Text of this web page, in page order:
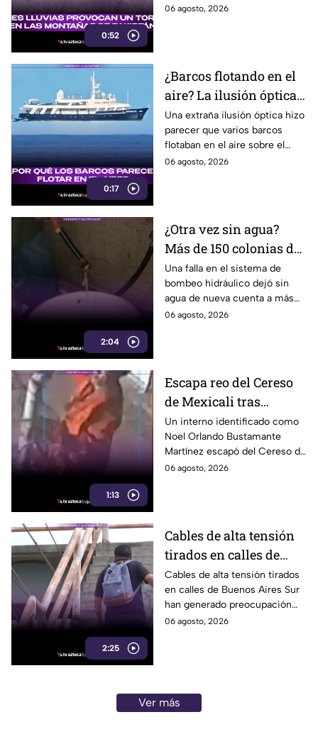
0:52
inundaciones y afectaciones
06 agosto, 2026
0:17
¿Barcos flotando en el
aire? La ilusión óptica
que sorprendió a
usuarios en redes
sociales
Una extraña ilusión óptica hizo
parecer que varios barcos
flotaban en el aire sobre el
mar, pero el fenómeno fue
06 agosto, 2026
2:04
¿Otra vez sin agua?
Más de 150 colonias de
Tijuana enfrentan
cortes por falla de
CESPT
Una falla en el sistema de
bombeo hidráulico dejó sin
agua de nueva cuenta a más
de 150 colonias de Tijuana,
06 agosto, 2026
1:13
Escapa reo del Cereso
de Mexicali tras
audiencia inicial; fue
localizado horas
después
Un interno identificado como
Noel Orlando Bustamante
Martínez escapó del Cereso de
Mexicali tras una audiencia
06 agosto, 2026
2:25
Cables de alta tensión
tirados en calles de
Buenos Aires Sur
representan un riesgo
para peatones en
Tijuana
Cables de alta tensión tirados
en calles de Buenos Aires Sur
han generado preocupación
entre vecinos, luego de que un
06 agosto, 2026
Ver más